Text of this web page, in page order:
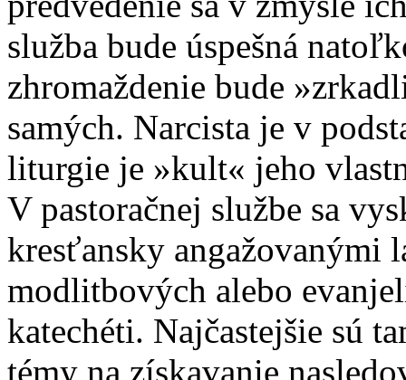
služba bude úspešná
zhromaždenie bude
samých. Narcista je v
liturgie je »kult« jeho
V pastoračnej službe sa
kresťansky angažovanými
modlitbových alebo
katechéti. Najčastejšie sú
témy na získavanie